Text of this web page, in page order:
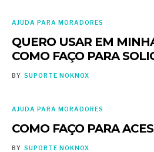
AJUDA PARA MORADORES
QUERO USAR EM
COMO FAÇO PARA
BY SUPORTE NOKNOX
AJUDA PARA MORADORES
COMO FAÇO PARA
BY SUPORTE NOKNOX